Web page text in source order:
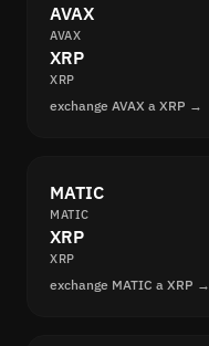
AVAX
AVAX
XRP
XRP
exchange AVAX a XRP →
MATIC
MATIC
XRP
XRP
exchange MATIC a XRP →